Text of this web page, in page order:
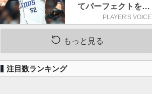
てパーフェクトを取
れました!!」／ストラ
ックアウト
PLAYER'S VOICE
もっと見る
注目数ランキング